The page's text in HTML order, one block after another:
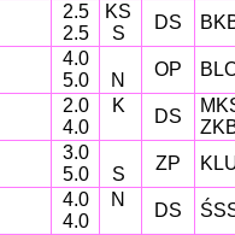
2.5
2.5
KS
S
DS
4.0
5.0
N
OP
2.0
4.0
K
DS
3.0
5.0
S
ZP
4.0
4.0
N
DS